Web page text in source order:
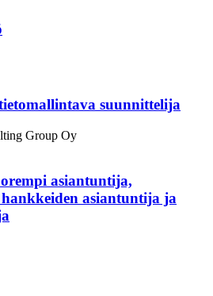
suunnittelija
Group Oy
asiantuntija,
asiantuntija ja